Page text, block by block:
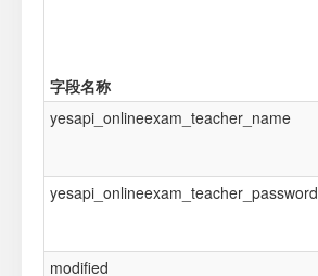
字段名称
yesapi_onlineexam_teacher_name
yesapi_onlineexam_teacher_password
modified